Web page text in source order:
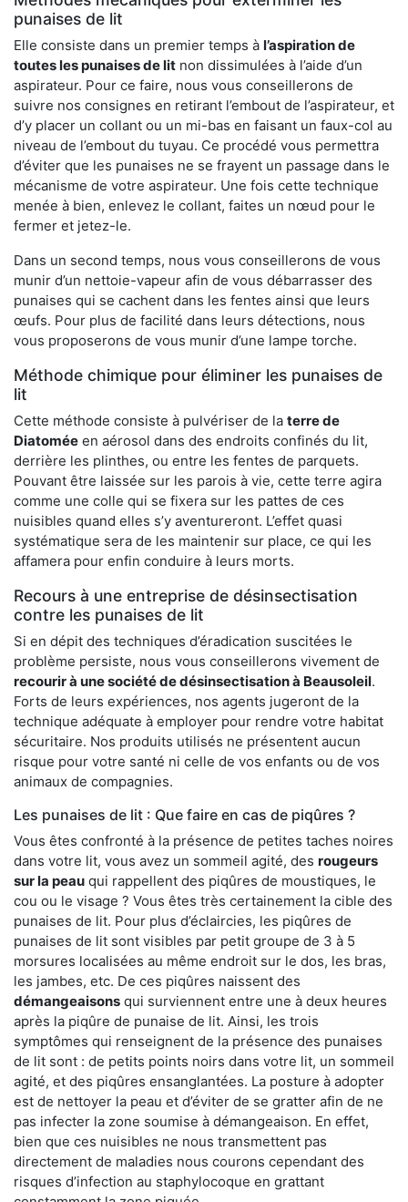
punaises de lit
Elle consiste dans un premier temps à l’aspiration de
toutes les punaises de lit non dissimulées à l’aide d’un
aspirateur. Pour ce faire, nous vous conseillerons de
suivre nos consignes en retirant l’embout de l’aspirateur, et
d’y placer un collant ou un mi-bas en faisant un faux-col au
niveau de l’embout du tuyau. Ce procédé vous permettra
d’éviter que les punaises ne se frayent un passage dans le
mécanisme de votre aspirateur. Une fois cette technique
menée à bien, enlevez le collant, faites un nœud pour le
fermer et jetez-le.
Dans un second temps, nous vous conseillerons de vous
munir d’un nettoie-vapeur afin de vous débarrasser des
punaises qui se cachent dans les fentes ainsi que leurs
œufs. Pour plus de facilité dans leurs détections, nous
vous proposerons de vous munir d’une lampe torche.
Méthode chimique pour éliminer les punaises de
lit
Cette méthode consiste à pulvériser de la terre de
Diatomée en aérosol dans des endroits confinés du lit,
derrière les plinthes, ou entre les fentes de parquets.
Pouvant être laissée sur les parois à vie, cette terre agira
comme une colle qui se fixera sur les pattes de ces
nuisibles quand elles s’y aventureront. L’effet quasi
systématique sera de les maintenir sur place, ce qui les
affamera pour enfin conduire à leurs morts.
Recours à une entreprise de désinsectisation
contre les punaises de lit
Si en dépit des techniques d’éradication suscitées le
problème persiste, nous vous conseillerons vivement de
recourir à une société de désinsectisation à Beausoleil.
Forts de leurs expériences, nos agents jugeront de la
technique adéquate à employer pour rendre votre habitat
sécuritaire. Nos produits utilisés ne présentent aucun
risque pour votre santé ni celle de vos enfants ou de vos
animaux de compagnies.
Les punaises de lit : Que faire en cas de piqûres ?
Vous êtes confronté à la présence de petites taches noires
dans votre lit, vous avez un sommeil agité, des rougeurs
sur la peau qui rappellent des piqûres de moustiques, le
cou ou le visage ? Vous êtes très certainement la cible des
punaises de lit. Pour plus d’éclaircies, les piqûres de
punaises de lit sont visibles par petit groupe de 3 à 5
morsures localisées au même endroit sur le dos, les bras,
les jambes, etc. De ces piqûres naissent des
démangeaisons qui surviennent entre une à deux heures
après la piqûre de punaise de lit. Ainsi, les trois
symptômes qui renseignent de la présence des punaises
de lit sont : de petits points noirs dans votre lit, un sommeil
agité, et des piqûres ensanglantées. La posture à adopter
est de nettoyer la peau et d’éviter de se gratter afin de ne
pas infecter la zone soumise à démangeaison. En effet,
bien que ces nuisibles ne nous transmettent pas
directement de maladies nous courons cependant des
risques d’infection au staphylocoque en grattant